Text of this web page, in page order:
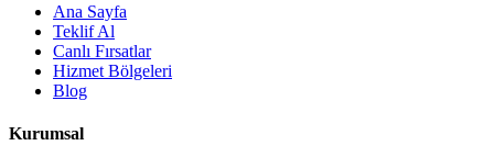
Ana Sayfa
Teklif Al
Canlı Fırsatlar
Hizmet Bölgeleri
Blog
Kurumsal